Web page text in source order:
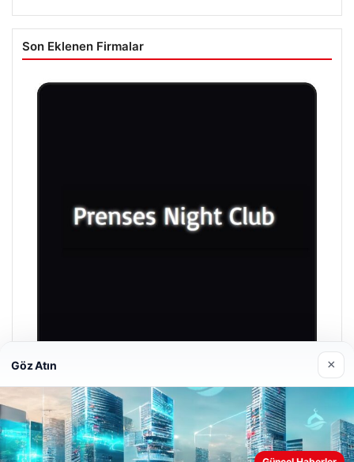
Son Eklenen Firmalar
Prenses Night Club
29 Nisan 2026
Web sitemizi nasıl kullandığınızı daha iyi anlayabilmek,
Göz Atın ×